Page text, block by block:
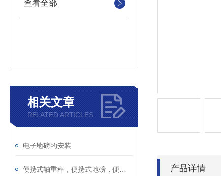
查看全部
相关文章
RELATED ARTICLES
电子地磅的安装
产品详情